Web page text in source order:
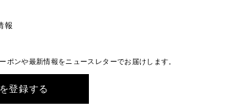
時計
メンズ バッグ
メンズ 財布・小物
メンズ財布・小物
メンズアクセサリー
メンズシューズ
3 IN 1 / 2 IN 1 バッグ
▶ メンズすべて
お財布レビュー ▸
▶ バッグすべて
通勤・通学アイテム
シューズ・靴
ウェア
エディターレビュー
報
ポンや最新情報をニュースレターでお届けします。
登録する